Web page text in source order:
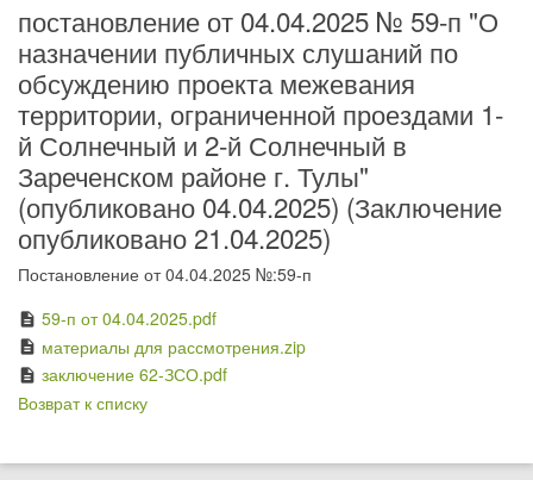
постановление от 04.04.2025 № 59-п "О
назначении публичных слушаний по
обсуждению проекта межевания
территории, ограниченной проездами 1-
й Солнечный и 2-й Солнечный в
Зареченском районе г. Тулы"
(опубликовано 04.04.2025) (Заключение
опубликовано 21.04.2025)
Постановление от 04.04.2025 №:59-п
description 59-п от 04.04.2025.pdf
description материалы для рассмотрения.zip
description заключение 62-ЗСО.pdf
Возврат к списку